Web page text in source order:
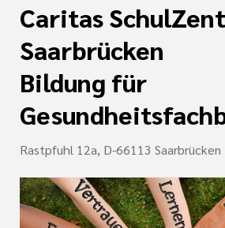
Caritas
Saarbrücken
Bildung für
Rastpfuhl 12a, D-66113 Saarbrücken